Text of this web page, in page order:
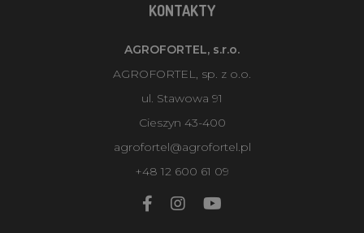
KONTAKTY
AGROFORTEL, s.r.o.
AGROFORTEL, sp. z o.o.
ul. Stawowa 91
Cieszyn 43-400
agrofortel@agrofortel.pl
+48 12 600 61 09